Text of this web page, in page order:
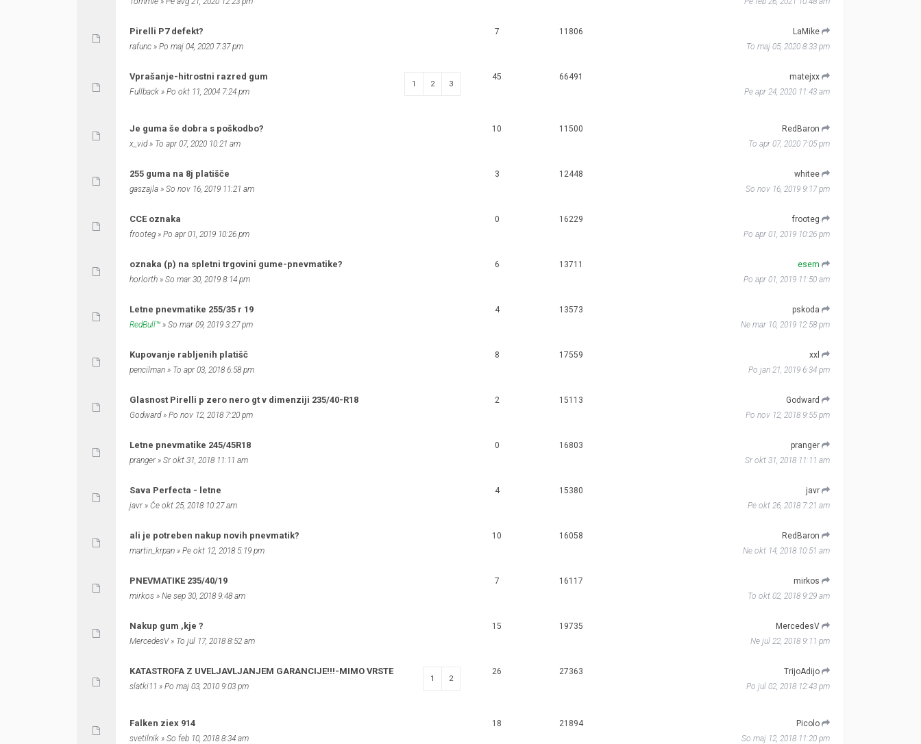
Pirelli P7 defekt?
rafunc » Po maj 04, 2020 7:37 pm
7 11806
LaMike
To maj 05, 2020 8:33 pm
1 2 3
Vprašanje-hitrostni razred gum
Fullback » Po okt 11, 2004 7:24 pm
45 66491
matejxx
Pe apr 24, 2020 11:43 am
Je guma še dobra s poškodbo?
x_vid» To apr 07, 2020 10:21 am
10 11500
RedBaron
To apr 07, 2020 7:05 pm
255 guma na 8j platišče
gaszajla » So nov 16, 2019 11:21 am
3 12448
whitee
So nov 16, 2019 9:17 pm
CCE oznaka
frooteg » Po apr 01, 2019 10:26 pm
0 16229
frooteg
Po apr 01, 2019 10:26 pm
oznaka (p) na spletni trgovini gume-pnevmatike?
horlorth » So mar 30, 2019 8:14 pm
6 13711
esem
Po apr 01, 2019 11:50 am
Letne pnevmatike 255/35 r 19
RedBull™ » So mar 09, 2019 3:27 pm
4 13573
pskoda
Ne mar 10, 2019 12:58 pm
Kupovanje rabljenih platišč
pencilman » To apr 03, 2018 6:58 pm
8 17559
xxl
Po jan 21, 2019 6:34 pm
Glasnost Pirelli p zero nero gt v dimenziji 235/40-R18
Godward» Po nov 12, 2018 7:20 pm
2 15113
Godward
Po nov 12, 2018 9:55 pm
Letne pnevmatike 245/45R18
pranger» Sr okt 31, 2018 11:11 am
0 16803
pranger
Sr okt 31, 2018 11:11 am
Sava Perfecta - letne
javr» Če okt 25, 2018 10:27 am
4 15380
javr
Pe okt 26, 2018 7:21 am
ali je potreben nakup novih pnevmatik?
martin_krpan » Pe okt 12, 2018 5:19 pm
10 16058
RedBaron
Ne okt 14, 2018 10:51 am
PNEVMATIKE 235/40/19
mirkos » Ne sep 30, 2018 9:48 am
7 16117
mirkos
To okt 02, 2018 9:29 am
Nakup gum ,kje ?
MercedesV» To jul 17, 2018 8:52 am
15 19735
MercedesV
Ne jul 22, 2018 9:11 pm
1 2
KATASTROFA Z UVELJAVLJANJEM GARANCIJE!!!-MIMO VRSTE
slatki11 » Po maj 03, 2010 9:03 pm
26 27363
TrijoAdijo
Po jul 02, 2018 12:43 pm
Falken ziex 914
svetilnik » So feb 10, 2018 8:34 am
18 21894
Picolo
So maj 12, 2018 11:20 pm